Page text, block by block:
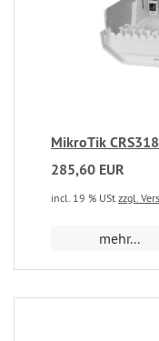
MikroTik
285,60 EUR
incl. 19 % USt zzgl.
mehr...